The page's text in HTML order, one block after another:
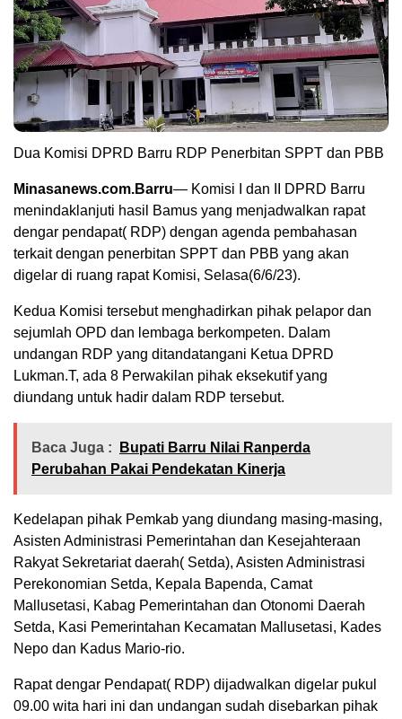
Dua Komisi DPRD Barru RDP Penerbitan SPPT dan PBB
Minasanews.com.Barru— Komisi I dan II DPRD Barru
menindaklanjuti hasil Bamus yang menjadwalkan rapat
dengar pendapat( RDP) dengan agenda pembahasan
terkait dengan penerbitan SPPT dan PBB yang akan
digelar di ruang rapat Komisi, Selasa(6/6/23).
Kedua Komisi tersebut menghadirkan pihak pelapor dan
sejumlah OPD dan lembaga berkompeten. Dalam
undangan RDP yang ditandatangani Ketua DPRD
Lukman.T, ada 8 Perwakilan pihak eksekutif yang
diundang untuk hadir dalam RDP tersebut.
Baca Juga :
Bupati Barru Nilai Ranperda
Perubahan Pakai Pendekatan Kinerja
Kedelapan pihak Pemkab yang diundang masing-masing,
Asisten Administrasi Pemerintahan dan Kesejahteraan
Rakyat Sekretariat daerah( Setda), Asisten Administrasi
Perekonomian Setda, Kepala Bapenda, Camat
Mallusetasi, Kabag Pemerintahan dan Otonomi Daerah
Setda, Kasi Pemerintahan Kecamatan Mallusetasi, Kades
Nepo dan Kadus Mario-rio.
Rapat dengar Pendapat( RDP) dijadwalkan digelar pukul
09.00 wita hari ini dan undangan sudah disebarkan pihak